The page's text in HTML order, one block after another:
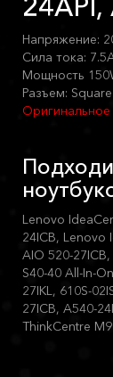
24API,
Напряжение:
Сила тока:
Мощность
Разъем:
Оригинальное
Lenovo
24ICB, Lenovo
AIO 520-
S40-40 All-In-
27IKL, 610S-
27ICB, A540-
ThinkCentre